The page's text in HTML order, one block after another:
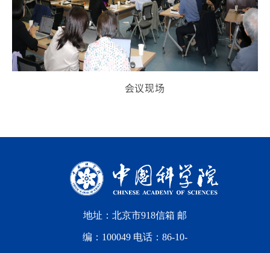
会议现场
地址：北京市918信箱 邮
编：100049 电话：86-10-